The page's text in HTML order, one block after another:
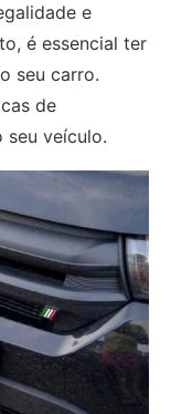
e
é essencial ter
seu carro.
de
seu veículo.